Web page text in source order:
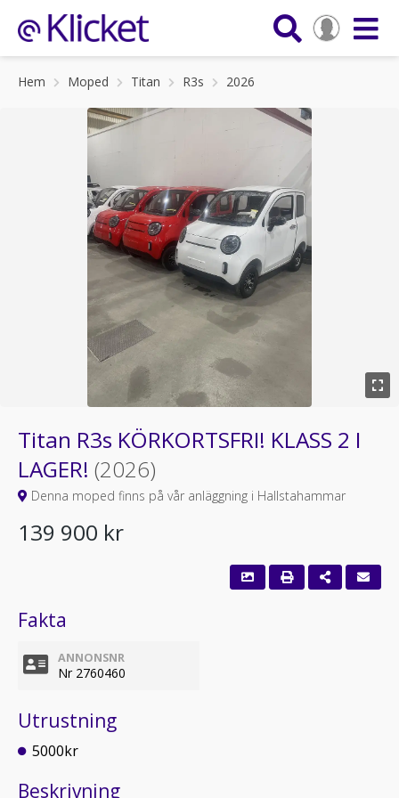
Hem Moped Titan R3s 2026
Titan R3s KÖRKORTSFRI! KLASS 2 I
LAGER! (2026)
Denna moped finns på vår anläggning i Hallstahammar
139 900 kr
Fakta
ANNONSNR
Nr 2760460
Utrustning
5000kr
Beskrivning